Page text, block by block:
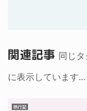
関連記事 同じ
に表示しています…
旅行記